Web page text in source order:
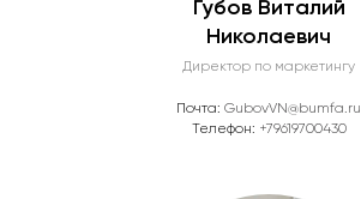
Губов Виталий
Николаевич
Директор по маркетингу
Почта: GubovVN@bumfa.ru
Телефон: +79619700430